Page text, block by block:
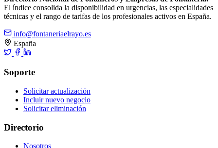
El índice consolida la disponibilidad en urgencias, las especialidades
técnicas y el rango de tarifas de los profesionales activos en España.
info@fontaneriaelrayo.es
España
Soporte
Solicitar actualización
Incluir nuevo negocio
Solicitar eliminación
Directorio
Nosotros